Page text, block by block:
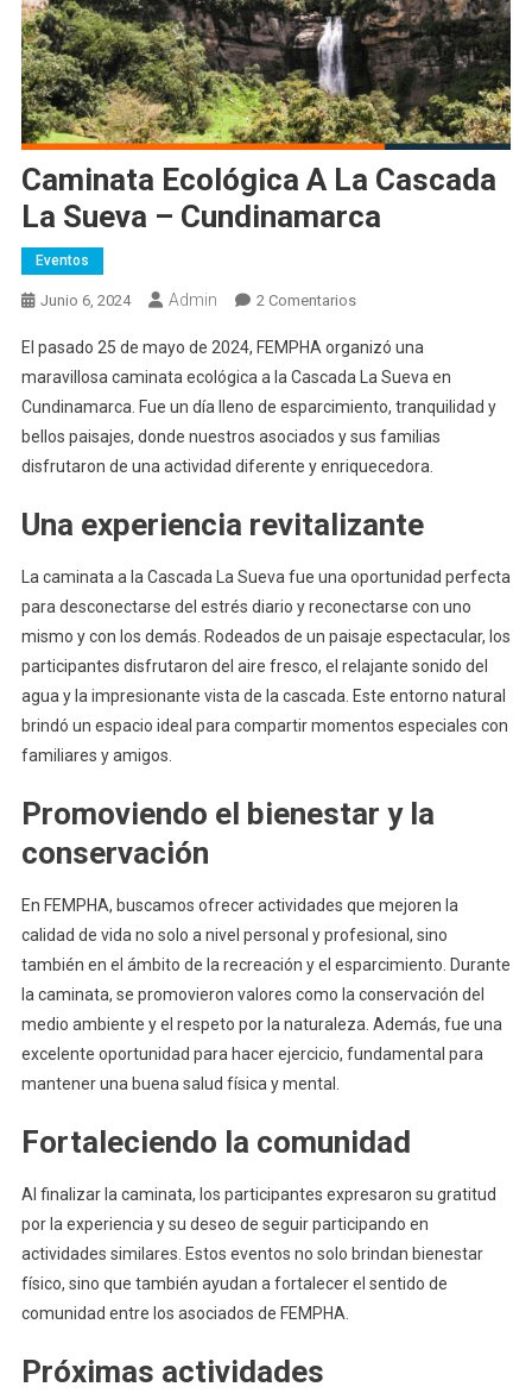
Caminata Ecológica A La Cascada
La Sueva – Cundinamarca
Eventos
Junio 6, 2024 Admin 2 ComentariosEn
Ecológica
A
La
Cascada
La
–
El pasado 25 de mayo de 2024, FEMPHA organizó una
maravillosa caminata ecológica a la Cascada La Sueva en
Cundinamarca. Fue un día lleno de esparcimiento, tranquilidad y
bellos paisajes, donde nuestros asociados y sus familias
disfrutaron de una actividad diferente y enriquecedora.
Una experiencia revitalizante
La caminata a la Cascada La Sueva fue una oportunidad perfecta
para desconectarse del estrés diario y reconectarse con uno
mismo y con los demás. Rodeados de un paisaje espectacular, los
participantes disfrutaron del aire fresco, el relajante sonido del
agua y la impresionante vista de la cascada. Este entorno natural
brindó un espacio ideal para compartir momentos especiales con
familiares y amigos.
Promoviendo el bienestar y la
conservación
En FEMPHA, buscamos ofrecer actividades que mejoren la
calidad de vida no solo a nivel personal y profesional, sino
también en el ámbito de la recreación y el esparcimiento. Durante
la caminata, se promovieron valores como la conservación del
medio ambiente y el respeto por la naturaleza. Además, fue una
excelente oportunidad para hacer ejercicio, fundamental para
mantener una buena salud física y mental.
Fortaleciendo la comunidad
Al finalizar la caminata, los participantes expresaron su gratitud
por la experiencia y su deseo de seguir participando en
actividades similares. Estos eventos no solo brindan bienestar
físico, sino que también ayudan a fortalecer el sentido de
comunidad entre los asociados de FEMPHA.
Próximas actividades